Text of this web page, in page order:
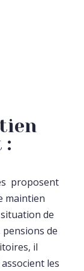
:
proposent
maintien
de
de
il
les